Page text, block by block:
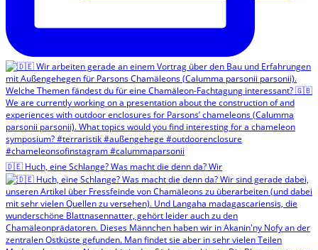
🇩🇪 Huch, eine Schlange? Was macht die denn da? Wir